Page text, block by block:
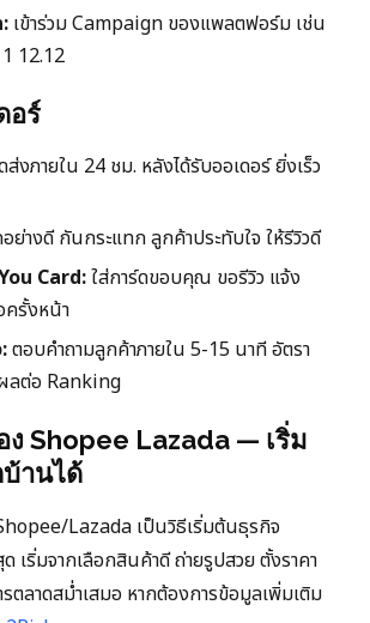
เข้าร่วม Campaign ของแพลตฟอร์ม เช่น
12.12
อร์
ส่งภายใน 24 ชม. หลังได้รับออเดอร์ ยิ่งเร็ว
ย่างดี กันกระแทก ลูกค้าประทับใจ ให้รีวิวดี
Card:ใส่การ์ดขอบคุณ ขอรีวิว แจ้ง
รั้งหน้า
ตอบคำถามลูกค้าภายใน 5-15 นาที อัตรา
ลต่อ Ranking
ง Shopee Lazada — เริ่ม
านได้
Lazada เป็นวิธีเริ่มต้นธุรกิจ
เริ่มจากเลือกสินค้าดี ถ่ายรูปสวย ตั้งราคา
ตลาดสม่ำเสมอ หากต้องการข้อมูลเพิ่มเติม